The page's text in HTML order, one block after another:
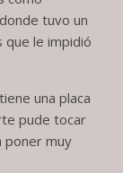
tuvo un
que le impidió
una placa
pude tocar
poner muy